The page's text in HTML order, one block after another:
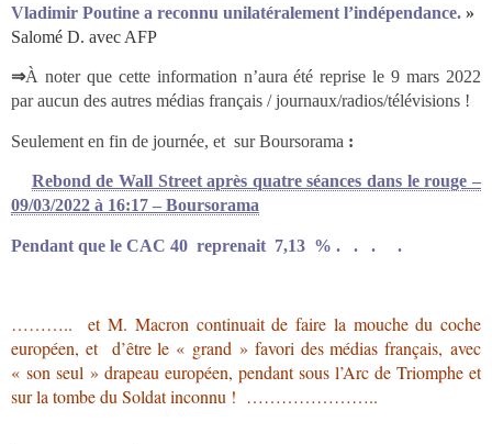
Vladimir Poutine a reconnu unilatéralement l’indépendance. »
Salomé D. avec AFP
⇒À noter que cette information n’aura été reprise le 9 mars 2022
par aucun des autres médias français / journaux/radios/télévisions !
Seulement en fin de journée, et sur Boursorama :
Rebond de Wall Street après quatre séances dans le rouge –
09/03/2022 à 16:17 – Boursorama
Pendant que le CAC 40 reprenait 7,13 % . . . .
……….. et M. Macron continuait de faire la mouche du coche
européen, et d’être le « grand » favori des médias français, avec
« son seul » drapeau européen, pendant sous l’Arc de Triomphe et
sur la tombe du Soldat inconnu ! …………………..